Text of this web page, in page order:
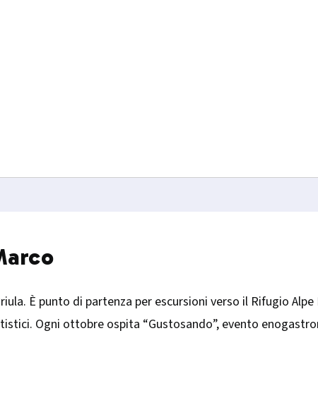
È punto di partenza per escursioni verso il Rifugio Alpe
Ogni ottobre ospita “Gustosando”, evento